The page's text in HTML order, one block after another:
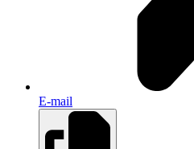
E-mail